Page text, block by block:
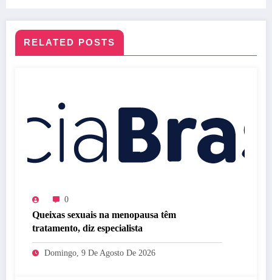
RELATED POSTS
0
Queixas sexuais na menopausa têm
tratamento, diz especialista
Domingo, 9 De Agosto De 2026